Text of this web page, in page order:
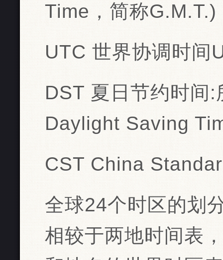
Time，简称G.M.T.)
UTC 世界协调时间
DST 夏日节约时间
Daylight Saving
CST China
全球24个时区的划
相较于两地时间表